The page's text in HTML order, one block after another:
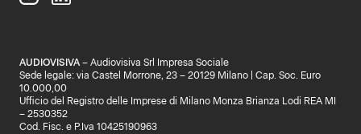
AUDIOVISIVA – Audiovisiva Srl Impresa Sociale
Sede legale: via Castel Morrone, 23 – 20129 Milano | Cap. Soc. Euro
10.000,00
Ufficio del Registro delle Imprese di Milano Monza Brianza Lodi REA MI
– 2530352
Cod. Fisc. e P.Iva 10425190963